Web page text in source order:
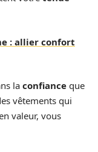
: allier confort
laconfiance que
vêtements qui
valeur, vous